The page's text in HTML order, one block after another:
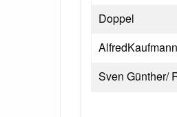
Doppel
Sven Günther/